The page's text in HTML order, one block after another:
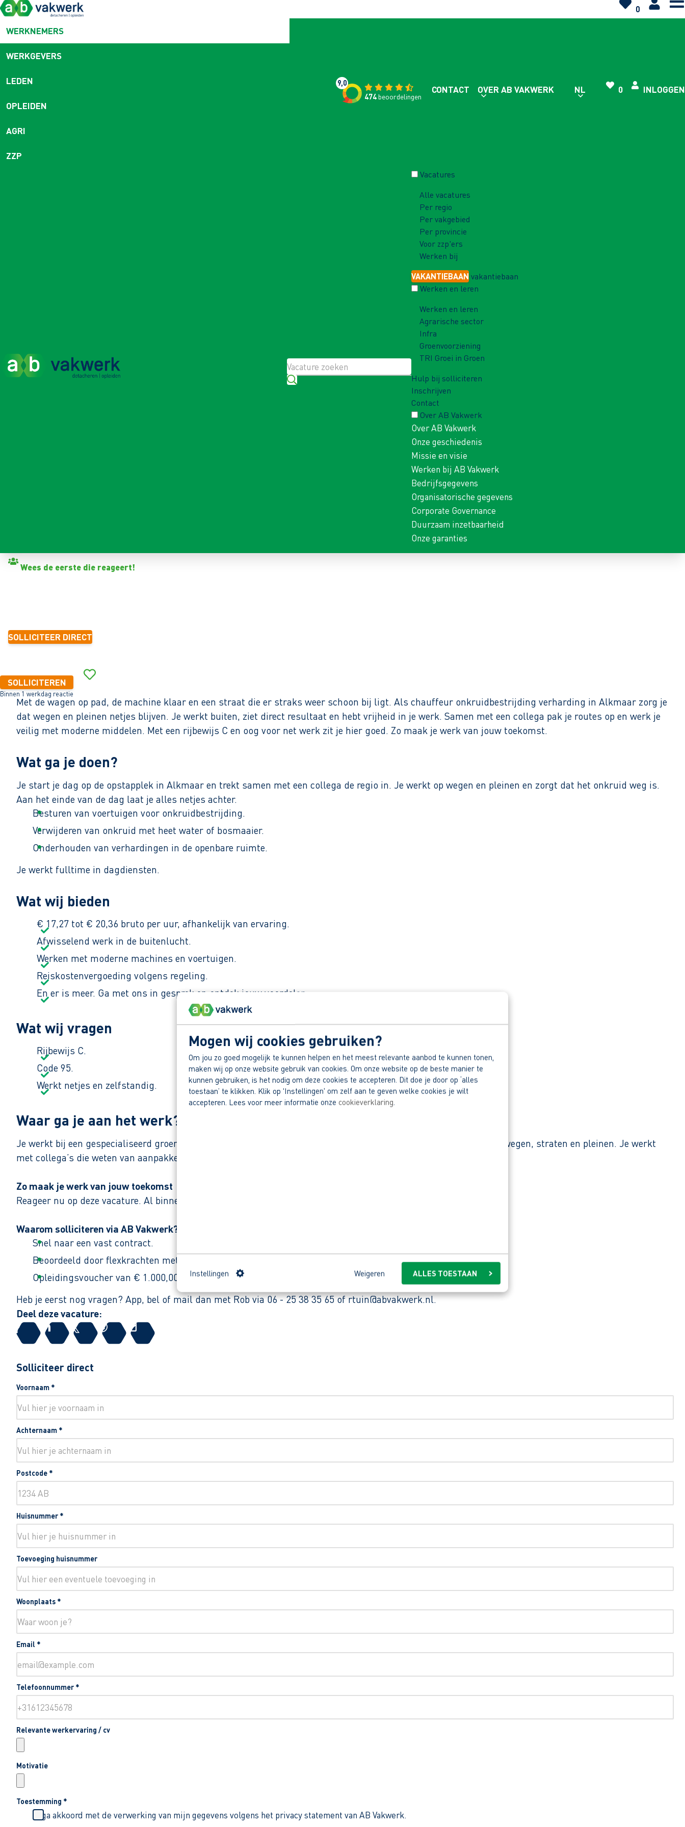
Mogen wij cookies gebruiken?
Om jou zo goed mogelijk te kunnen helpen en het meest relevante aanbod te kunnen tonen,
maken wij op onze website gebruik van cookies. Om onze website op de beste manier te
kunnen gebruiken, is het nodig om deze cookies te accepteren. Dit doe je door op ‘alles
toestaan’ te klikken. Klik op 'Instellingen' om zelf aan te geven welke cookies je wilt
accepteren. Lees voor meer informatie onze cookieverklaring.
Instellingen Weigeren ALLES TOESTAAN
0
WERKNEMERS
WERKGEVERS
LEDEN
OPLEIDEN
AGRI
ZZP
9,0
474beoordelingen
CONTACT OVER AB VAKWERK NL 0 INLOGGEN
Vacatures
Alle vacatures
Per regio
Per vakgebied
Per provincie
Voor zzp'ers
Werken bij
VAKANTIEBAAN vakantiebaan
Werken en leren
Werken en leren
Agrarische sector
Infra
Groenvoorziening
TRI Groei in Groen
Hulp bij solliciteren
Inschrijven
Contact
Over AB Vakwerk
Over AB Vakwerk
Onze geschiedenis
Missie en visie
Werken bij AB Vakwerk
Bedrijfsgegevens
Organisatorische gegevens
Corporate Governance
Duurzaam inzetbaarheid
Onze garanties
Wees de eerste die reageert!
SOLLICITEER DIRECT
SOLLICITEREN
Binnen 1 werkdag reactie
Met de wagen op pad, de machine klaar en een straat die er straks weer schoon bij ligt. Als chauffeur onkruidbestrijding verharding in Alkmaar zorg je
dat wegen en pleinen netjes blijven. Je werkt buiten, ziet direct resultaat en hebt vrijheid in je werk. Samen met een collega pak je routes op en werk je
veilig met moderne middelen. Met een rijbewijs C en oog voor net werk zit je hier goed. Zo maak je werk van jouw toekomst.
Wat ga je doen?
Je start je dag op de opstapplek in Alkmaar en trekt samen met een collega de regio in. Je werkt op wegen en pleinen en zorgt dat het onkruid weg is.
Aan het einde van de dag laat je alles netjes achter.
Besturen van voertuigen voor onkruidbestrijding.
Verwijderen van onkruid met heet water of bosmaaier.
Onderhouden van verhardingen in de openbare ruimte.
Je werkt fulltime in dagdiensten.
Wat wij bieden
€ 17,27 tot € 20,36 bruto per uur, afhankelijk van ervaring.
Afwisselend werk in de buitenlucht.
Werken met moderne machines en voertuigen.
Reiskostenvergoeding volgens regeling.
En er is meer. Ga met ons in gesprek en ontdek jouw voordelen.
Wat wij vragen
Rijbewijs C.
Code 95.
Werkt netjes en zelfstandig.
Waar ga je aan het werk?
Je werkt bij een gespecialiseerd groen en infra bedrijf uit Zuid-Holland. Het werk draait om het onderhouden van wegen, straten en pleinen. Je werkt
met collega’s die weten van aanpakken en duidelijke afspraken maken. Je werkt in de regio Noord Holland.
Zo maak je werk van jouw toekomst
Reageer nu op deze vacature. Al binnen 1 werkdag ontvang jij onze reactie.
Waarom solliciteren via AB Vakwerk?
Snel naar een vast contract.
Beoordeeld door flexkrachten met een 9+.
Opleidingsvoucher van € 1.000,00 voor een opleiding naar keuze.
Heb je eerst nog vragen? App, bel of mail dan met Rob via 06 - 25 38 35 65 of rtuin@abvakwerk.nl.
Deel deze vacature:
Solliciteer direct
Voornaam *
Achternaam *
Postcode *
Huisnummer *
Toevoeging huisnummer
Woonplaats *
Email *
Telefoonnummer *
Relevante werkervaring / cv
Motivatie
Toestemming *
Ik ga akkoord met de verwerking van mijn gegevens volgens het privacy statement van AB Vakwerk.